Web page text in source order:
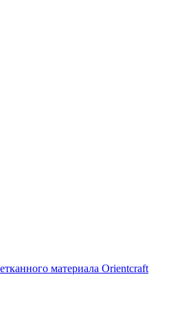
материала Orientcraft